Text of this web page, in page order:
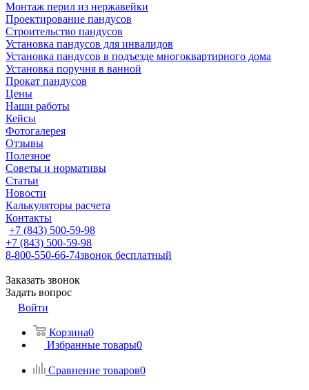
Монтаж перил из нержавейки
Проектирование пандусов
Строительство пандусов
Установка пандусов для инвалидов
Установка пандусов в подъезде многоквартирного дома
Установка поручня в ванной
Прокат пандусов
Цены
Наши работы
Кейсы
Фотогалерея
Отзывы
Полезное
Советы и нормативы
Статьи
Новости
Калькуляторы расчета
Контакты
+7 (843) 500-59-98
+7 (843) 500-59-98
8-800-550-66-74звонок бесплатный
Заказать звонок
Задать вопрос
Войти
Корзина0
Избранные товары0
Сравнение товаров0